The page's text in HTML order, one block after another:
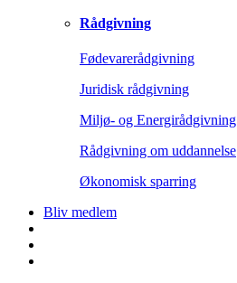
Rådgivning
Fødevarerådgivning
Juridisk rådgivning
Miljø- og Energirådgivning
Rådgivning om uddannelse
Økonomisk sparring
Bliv medlem